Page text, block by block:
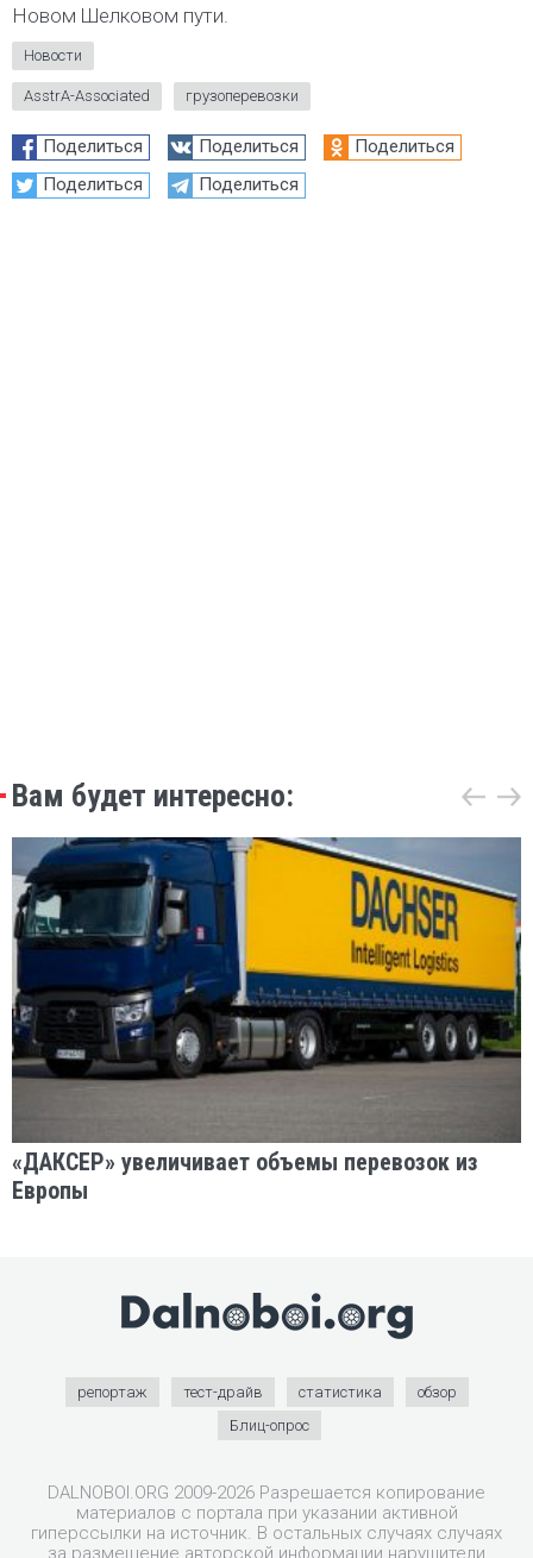
Новом Шелковом пути.
Новости
AsstrA-Associated грузоперевозки
Поделиться Поделиться
Поделиться
Поделиться
Поделиться
Вам будет интересно:
«ДАКСЕР» увеличивает объемы перевозок из
Европы
репортаж тест-драйв статистика
обзор
Блиц-опрос
DALNOBOI.ORG 2009-2026 Разрешается копирование
материалов с портала при указании активной
гиперссылки на источник. В остальных случаях случаях
за размещение авторской информации нарушители